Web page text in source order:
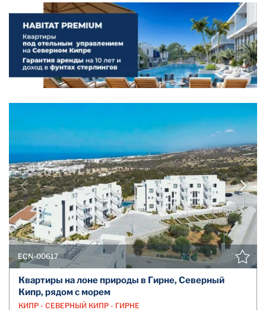
ECN-00617
Квартиры на лоне природы в Гирне, Северный
Кипр, рядом с морем
КИПР - СЕВЕРНЫЙ КИПР - ГИРНЕ